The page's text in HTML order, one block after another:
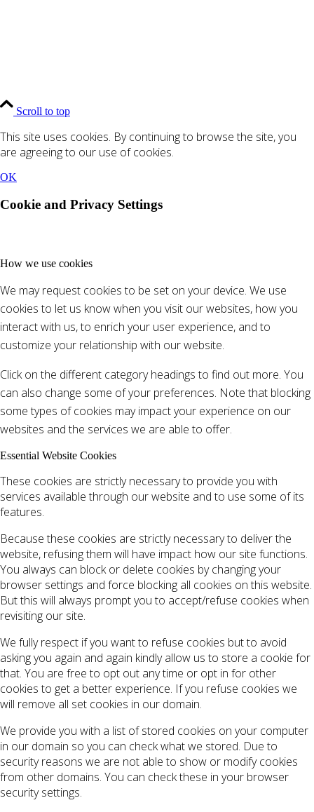
Scroll to top
This site uses cookies. By continuing to browse the site, you
are agreeing to our use of cookies.
OK
Cookie and Privacy Settings
How we use cookies
We may request cookies to be set on your device. We use
cookies to let us know when you visit our websites, how you
interact with us, to enrich your user experience, and to
customize your relationship with our website.
Click on the different category headings to find out more. You
can also change some of your preferences. Note that blocking
some types of cookies may impact your experience on our
websites and the services we are able to offer.
Essential Website Cookies
These cookies are strictly necessary to provide you with
services available through our website and to use some of its
features.
Because these cookies are strictly necessary to deliver the
website, refusing them will have impact how our site functions.
You always can block or delete cookies by changing your
browser settings and force blocking all cookies on this website.
But this will always prompt you to accept/refuse cookies when
revisiting our site.
We fully respect if you want to refuse cookies but to avoid
asking you again and again kindly allow us to store a cookie for
that. You are free to opt out any time or opt in for other
cookies to get a better experience. If you refuse cookies we
will remove all set cookies in our domain.
We provide you with a list of stored cookies on your computer
in our domain so you can check what we stored. Due to
security reasons we are not able to show or modify cookies
from other domains. You can check these in your browser
security settings.